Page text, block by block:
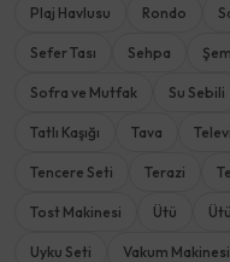
Plaj Havlusu Rondo
Sefer Tası Sehpa
Sofra ve Mutfak Su Sebili
Tatlı Kaşığı Tava
Tencere Seti Terazi
Tost Makinesi Ütü
Uyku Seti Vakum Makinesi